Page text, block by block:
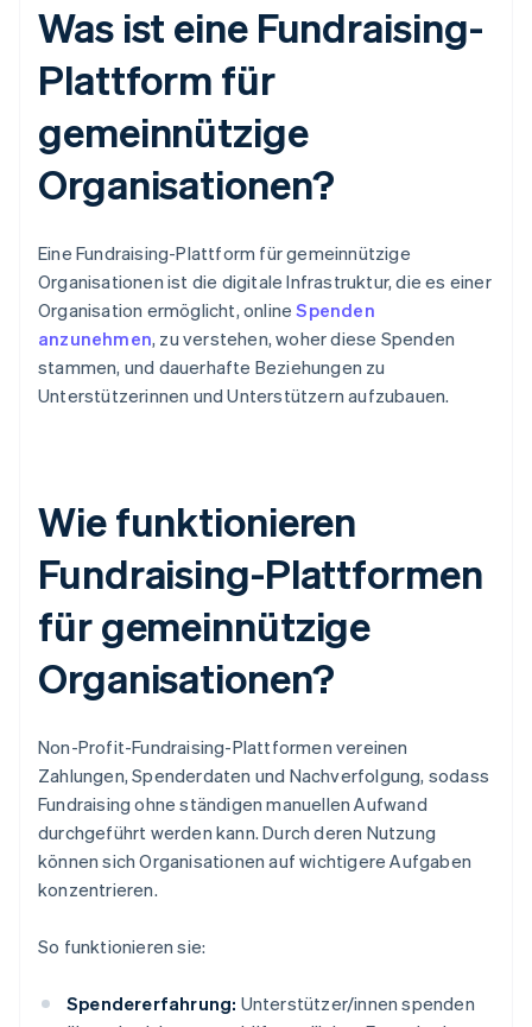
Was ist eine Fundraising-
Plattform für
gemeinnützige
Organisationen?
Eine Fundraising-Plattform für gemeinnützige
Organisationen ist die digitale Infrastruktur, die es einer
Organisation ermöglicht, onlineSpenden
anzunehmen, zu verstehen, woher diese Spenden
stammen, und dauerhafte Beziehungen zu
Unterstützerinnen und Unterstützern aufzubauen.
Wie funktionieren
Fundraising-Plattformen
für gemeinnützige
Organisationen?
Non-Profit-Fundraising-Plattformen vereinen
Zahlungen, Spenderdaten und Nachverfolgung, sodass
Fundraising ohne ständigen manuellen Aufwand
durchgeführt werden kann. Durch deren Nutzung
können sich Organisationen auf wichtigere Aufgaben
konzentrieren.
So funktionieren sie:
Spendererfahrung: Unterstützer/innen spenden